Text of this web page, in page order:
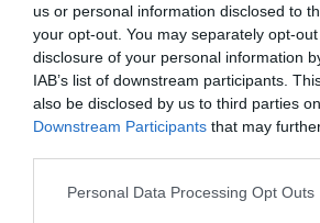
us or personal information disclosed to
your opt-out. You may separately opt-
disclosure of your personal information
IAB’s list of downstream participants.
also be disclosed by us to third parties
Downstream Participants that may
Personal Data Processing Opt Outs
Girone C da record nei playoff di Serie C:
secondo turno nazionale. Sorteggi a
fino alla finale